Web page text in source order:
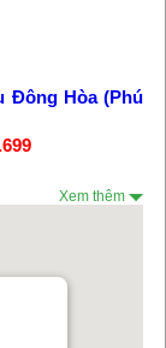
Đông Hòa (Phú
Xem thêm